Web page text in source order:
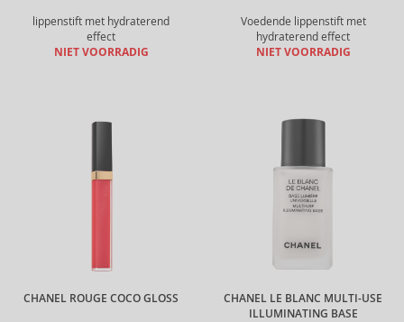
lippenstift met hydraterend
effect
NIET VOORRADIG
Voedende lippenstift met
hydraterend effect
NIET VOORRADIG
CHANEL ROUGE COCO GLOSS
CHANEL LE BLANC MULTI-USE
ILLUMINATING BASE